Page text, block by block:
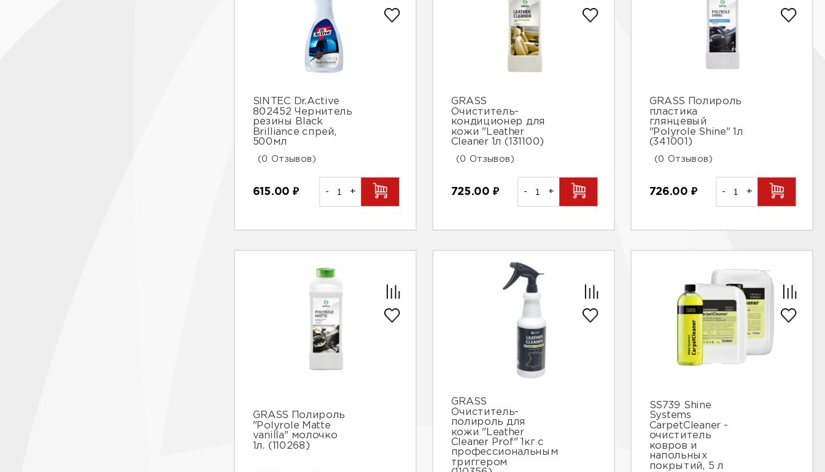
SINTEC Dr.Active
802452 Чернитель
резины Black
Brilliance спрей,
500мл
(0 Отзывов)
615.00 ₽ - +
GRASS
Очиститель-
кондиционер для
кожи "Leather
Cleaner 1л (131100)
(0 Отзывов)
725.00 ₽ - +
GRASS Полироль
пластика
глянцевый
"Polyrole Shine" 1л
(341001)
(0 Отзывов)
726.00 ₽ - +
GRASS Полироль
"Polyrole Matte
vanilla" молочко
1л. (110268)
GRASS
Очиститель-
полироль для
кожи "Leather
Cleaner Prof" 1кг с
профессиональным
триггером
SS739 Shine
Systems
CarpetCleaner -
очиститель
ковров и
напольных
покрытий, 5 л